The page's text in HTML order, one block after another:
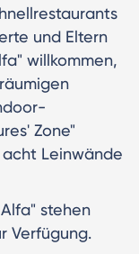
und Eltern
willkommen,
Zone"
Leinwände
stehen
Verfügung.